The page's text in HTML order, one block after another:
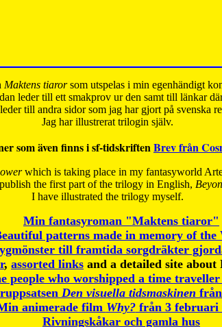
Maktens tiarorsom utspelas i min egenhändigt
leder till ett smakprov ur den samt till länkar
till andra sidor som jag har gjort på svenska
Jag har illustrerat trilogin själv.
som även finns i sf-tidskriftenBrev från
which is taking place in my fantasyworld
the first part of the trilogy in English,
I have illustrated the trilogy myself.
Min fantasyroman "Maktens tiaror"
patterns made in memory of the
till framtida sorgdräkter
, assorted links and a detailed site about
people who worshipped a time traveller
Den visuella tidsmaskinen
animerade film Why?från 3 februari
Rivningskåkar och gamla hus